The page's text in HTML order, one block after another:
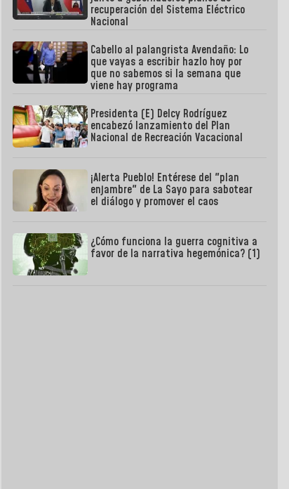
recuperación del Sistema Eléctrico
Nacional
Cabello al palangrista Avendaño: Lo
que vayas a escribir hazlo hoy por
que no sabemos si la semana que
viene hay programa
Presidenta (E) Delcy Rodríguez
encabezó lanzamiento del Plan
Nacional de Recreación Vacacional
¡Alerta Pueblo! Entérese del "plan
enjambre" de La Sayo para sabotear
el diálogo y promover el caos
¿Cómo funciona la guerra cognitiva a
favor de la narrativa hegemónica? (1)